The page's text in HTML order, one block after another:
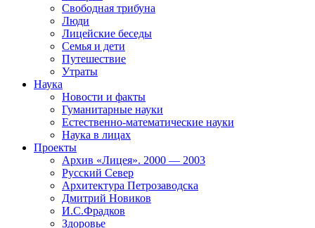
Свободная трибуна
Люди
Лицейские беседы
Семья и дети
Путешествие
Утраты
Наука
Новости и факты
Гуманитарные науки
Естественно-математические науки
Наука в лицах
Проекты
Архив «Лицея». 2000 — 2003
Русский Север
Архитектура Петрозаводска
Дмитрий Новиков
И.С.Фрадков
Здоровье